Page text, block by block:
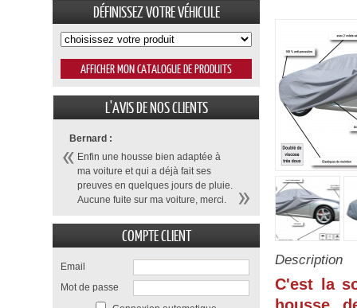
Description
C'est la
DÉFINISSEZ VOTRE VÉHICULE
L'AVIS DE NOS CLIENTS
Bernard :
Enfin une housse bien adaptée à
ma voiture et qui a déjà fait ses
preuves en quelques jours de pluie.
Aucune fuite sur ma voiture, merci.
COMPTE CLIENT
Email
Mot de passe